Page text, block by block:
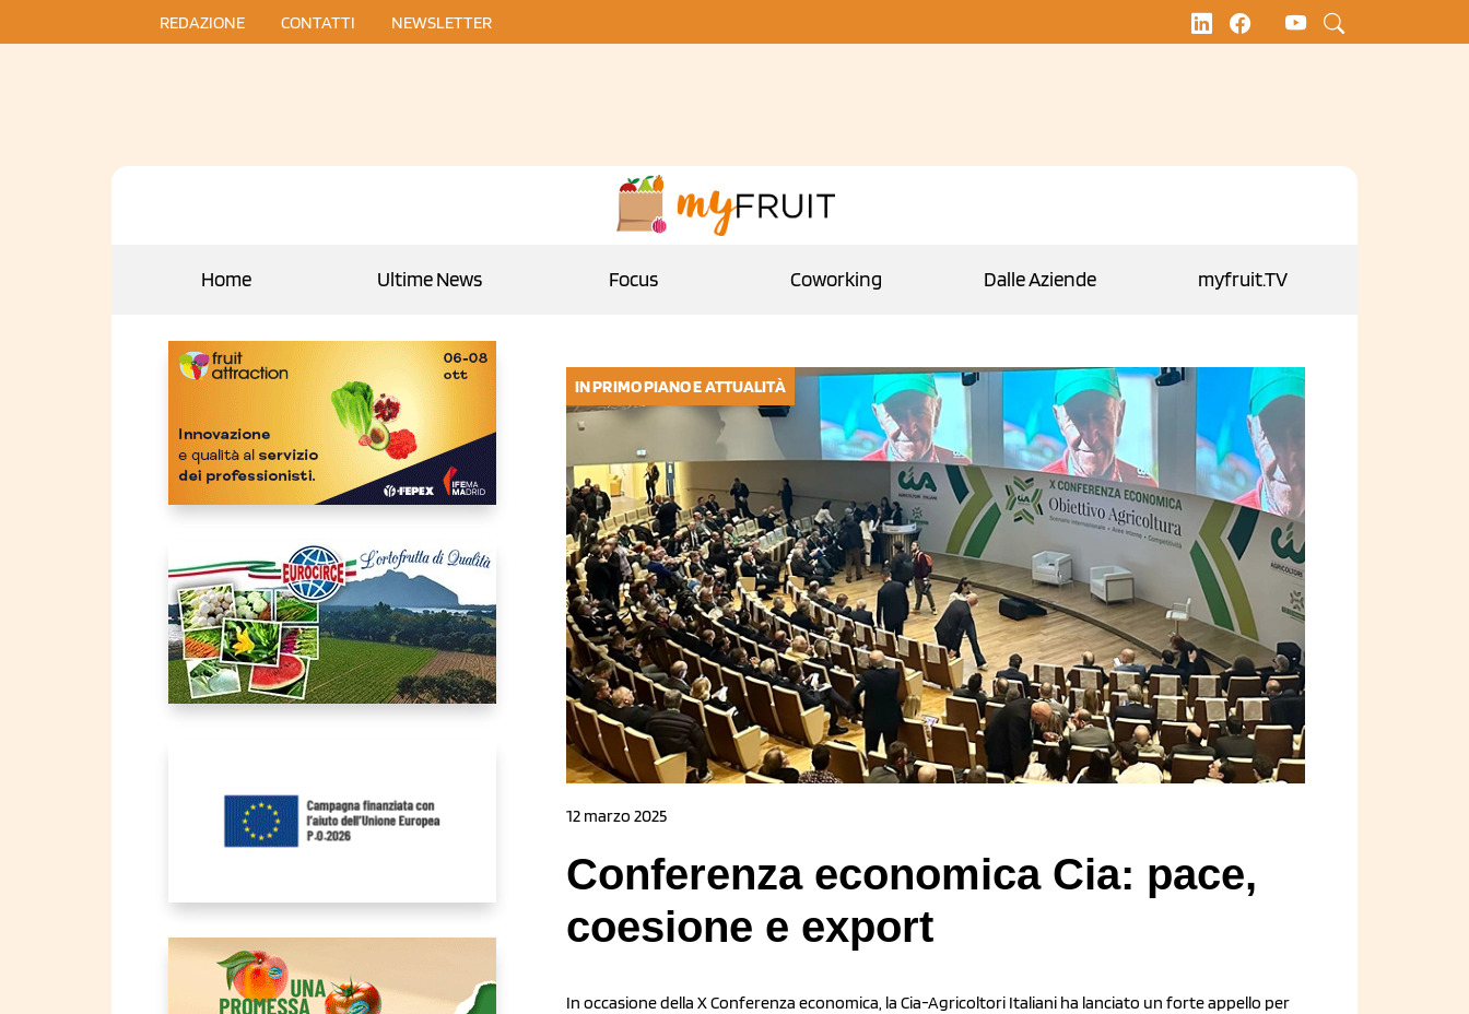
REDAZIONE CONTATTI NEWSLETTER
Home Ultime News Focus Coworking Dalle Aziende myfruit.TV
IN PRIMO PIANO E ATTUALITÀ
12 marzo 2025
Conferenza economica Cia: pace,
coesione e export
In occasione della X Conferenza economica, la Cia-Agricoltori Italiani ha lanciato un forte appello per